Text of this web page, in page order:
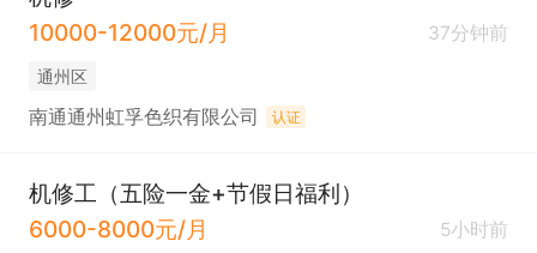
10000-12000元/月
37分钟前
通州区
南通通州虹孚色织有限公司 认证
机修工（五险一金+节假日福利）
6000-8000元/月
5小时前